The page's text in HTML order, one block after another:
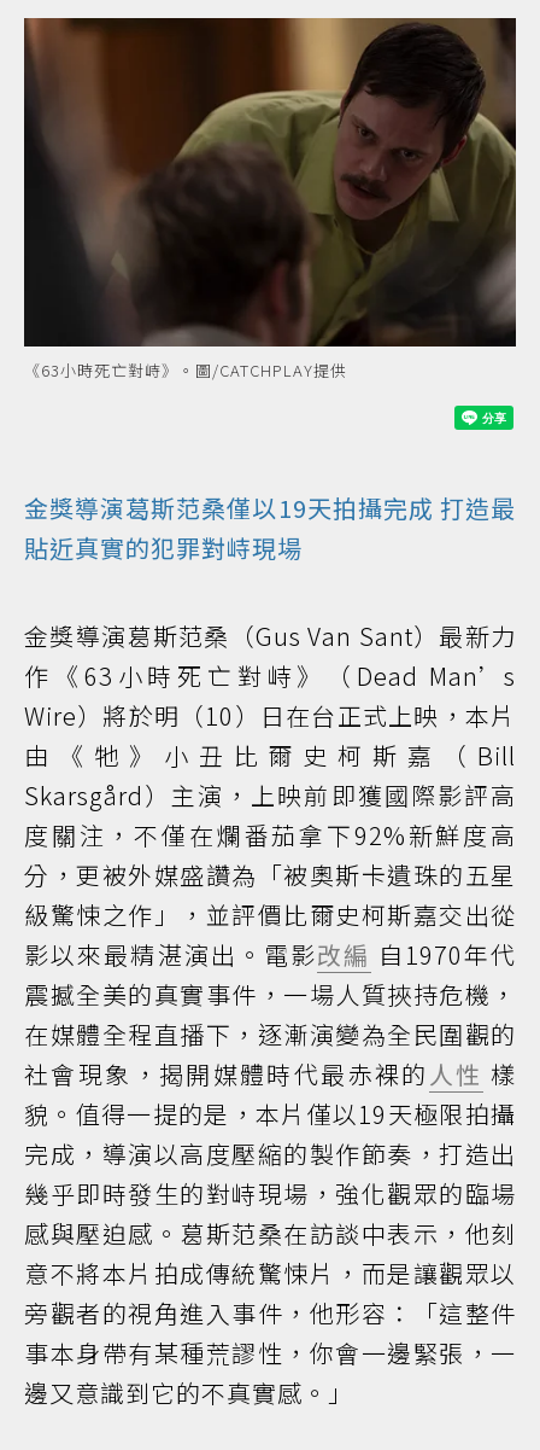
《63小時死亡對峙》。圖/CATCHPLAY提供
金獎導演葛斯范桑僅以19天拍攝完成 打造最
貼近真實的犯罪對峙現場
金獎導演葛斯范桑（Gus Van Sant）最新力
作《63小時死亡對峙》（Dead Man’s
Wire）將於明（10）日在台正式上映，本片
由《牠》小丑比爾史柯斯嘉（Bill
Skarsgård）主演，上映前即獲國際影評高
度關注，不僅在爛番茄拿下92%新鮮度高
分，更被外媒盛讚為「被奧斯卡遺珠的五星
級驚悚之作」，並評價比爾史柯斯嘉交出從
影以來最精湛演出。電影改編 自1970年代
震撼全美的真實事件，一場人質挾持危機，
在媒體全程直播下，逐漸演變為全民圍觀的
社會現象，揭開媒體時代最赤裸的 人性 樣
貌。值得一提的是，本片僅以19天極限拍攝
完成，導演以高度壓縮的製作節奏，打造出
幾乎即時發生的對峙現場，強化觀眾的臨場
感與壓迫感。葛斯范桑在訪談中表示，他刻
意不將本片拍成傳統驚悚片，而是讓觀眾以
旁觀者的視角進入事件，他形容：「這整件
事本身帶有某種荒謬性，你會一邊緊張，一
邊又意識到它的不真實感。」